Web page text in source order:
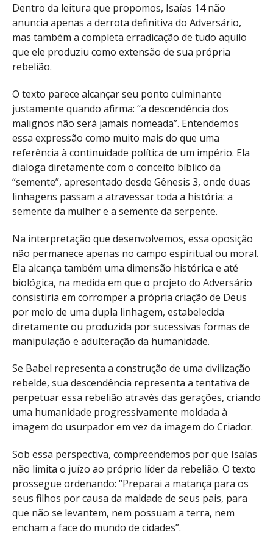
Dentro da leitura que propomos, Isaías 14 não
anuncia apenas a derrota definitiva do Adversário,
mas também a completa erradicação de tudo aquilo
que ele produziu como extensão de sua própria
rebelião.
O texto parece alcançar seu ponto culminante
justamente quando afirma: “a descendência dos
malignos não será jamais nomeada”. Entendemos
essa expressão como muito mais do que uma
referência à continuidade política de um império. Ela
dialoga diretamente com o conceito bíblico da
“semente”, apresentado desde Gênesis 3, onde duas
linhagens passam a atravessar toda a história: a
semente da mulher e a semente da serpente.
Na interpretação que desenvolvemos, essa oposição
não permanece apenas no campo espiritual ou moral.
Ela alcança também uma dimensão histórica e até
biológica, na medida em que o projeto do Adversário
consistiria em corromper a própria criação de Deus
por meio de uma dupla linhagem, estabelecida
diretamente ou produzida por sucessivas formas de
manipulação e adulteração da humanidade.
Se Babel representa a construção de uma civilização
rebelde, sua descendência representa a tentativa de
perpetuar essa rebelião através das gerações, criando
uma humanidade progressivamente moldada à
imagem do usurpador em vez da imagem do Criador.
Sob essa perspectiva, compreendemos por que Isaías
não limita o juízo ao próprio líder da rebelião. O texto
prossegue ordenando: “Preparai a matança para os
seus filhos por causa da maldade de seus pais, para
que não se levantem, nem possuam a terra, nem
encham a face do mundo de cidades”.